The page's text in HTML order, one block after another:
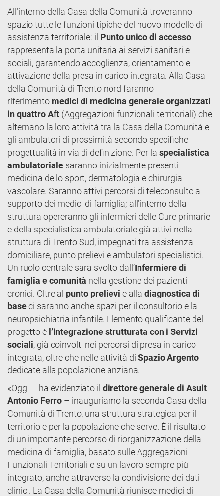
All’interno della Casa della Comunità troveranno
spazio tutte le funzioni tipiche del nuovo modello di
assistenza territoriale: il Punto unico di accesso
rappresenta la porta unitaria ai servizi sanitari e
sociali, garantendo accoglienza, orientamento e
attivazione della presa in carico integrata. Alla Casa
della Comunità di Trento nord faranno
riferimento medici di medicina generale organizzati
in quattro Aft (Aggregazioni funzionali territoriali) che
alternano la loro attività tra la Casa della Comunità e
gli ambulatori di prossimità secondo specifiche
progettualità in via di definizione. Per la specialistica
ambulatoriale saranno inizialmente presenti
medicina dello sport, dermatologia e chirurgia
vascolare. Saranno attivi percorsi di teleconsulto a
supporto dei medici di famiglia; all’interno della
struttura opereranno gli infermieri delle Cure primarie
e della specialistica ambulatoriale già attivi nella
struttura di Trento Sud, impegnati tra assistenza
domiciliare, punto prelievi e ambulatori specialistici.
Un ruolo centrale sarà svolto dall’Infermiere di
famiglia e comunità nella gestione dei pazienti
cronici. Oltre al punto prelievi e alla diagnostica di
baseci saranno anche spazi per il consultorio e la
neuropsichiatria infantile. Elemento qualificante del
progetto è l’integrazione strutturata con i Servizi
sociali, già coinvolti nei percorsi di presa in carico
integrata, oltre che nelle attività di Spazio Argento
dedicate alla popolazione anziana.
«Oggi – ha evidenziato il direttore generale di Asuit
Antonio Ferro – inauguriamo la seconda Casa della
Comunità di Trento, una struttura strategica per il
territorio e per la popolazione che serve. È il risultato
di un importante percorso di riorganizzazione della
medicina di famiglia, basato sulle Aggregazioni
Funzionali Territoriali e su un lavoro sempre più
integrato, anche attraverso la condivisione dei dati
clinici. La Casa della Comunità riunisce medici di